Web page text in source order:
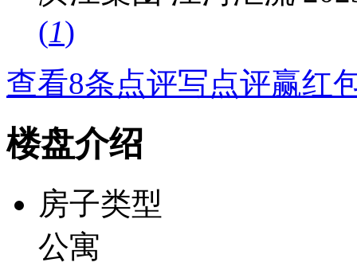
(1)
查看8条点评写点评赢红
楼盘介绍
房子类型
公寓